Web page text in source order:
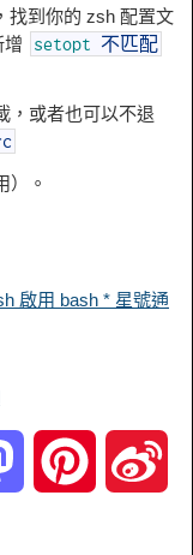
找到你的 zsh 配置文
增 setopt 不匹配
，或者也可以不退
）。
啟用 bash * 星號通